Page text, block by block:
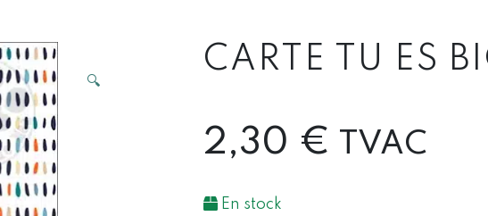
🔍
CARTE TU ES
2,30 € TVAC
En stock